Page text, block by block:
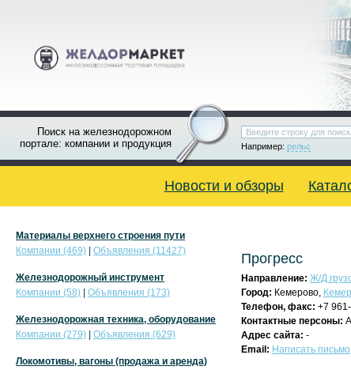
Поиск на железнодорожном
портале: компании и продукция
Например: рельс
Новости и обзоры
Прогресс
Направление: Ж/Д
Город: Кемерово,
Телефон, факс: +7
Контактные персоны:
Адрес сайта: -
Email: Написать письмо
Материалы верхнего строения пути
Компании (469)
Объявления (11427)
Железнодорожный инструмент
Компании (58)
Объявления (173)
Железнодорожная техника, оборудование
Компании (279)
Объявления (629)
Локомотивы, вагоны (продажа и аренда)